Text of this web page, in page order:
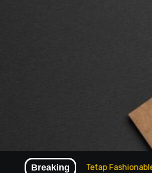
Breaking
Kantor yang Tetap Fashionable